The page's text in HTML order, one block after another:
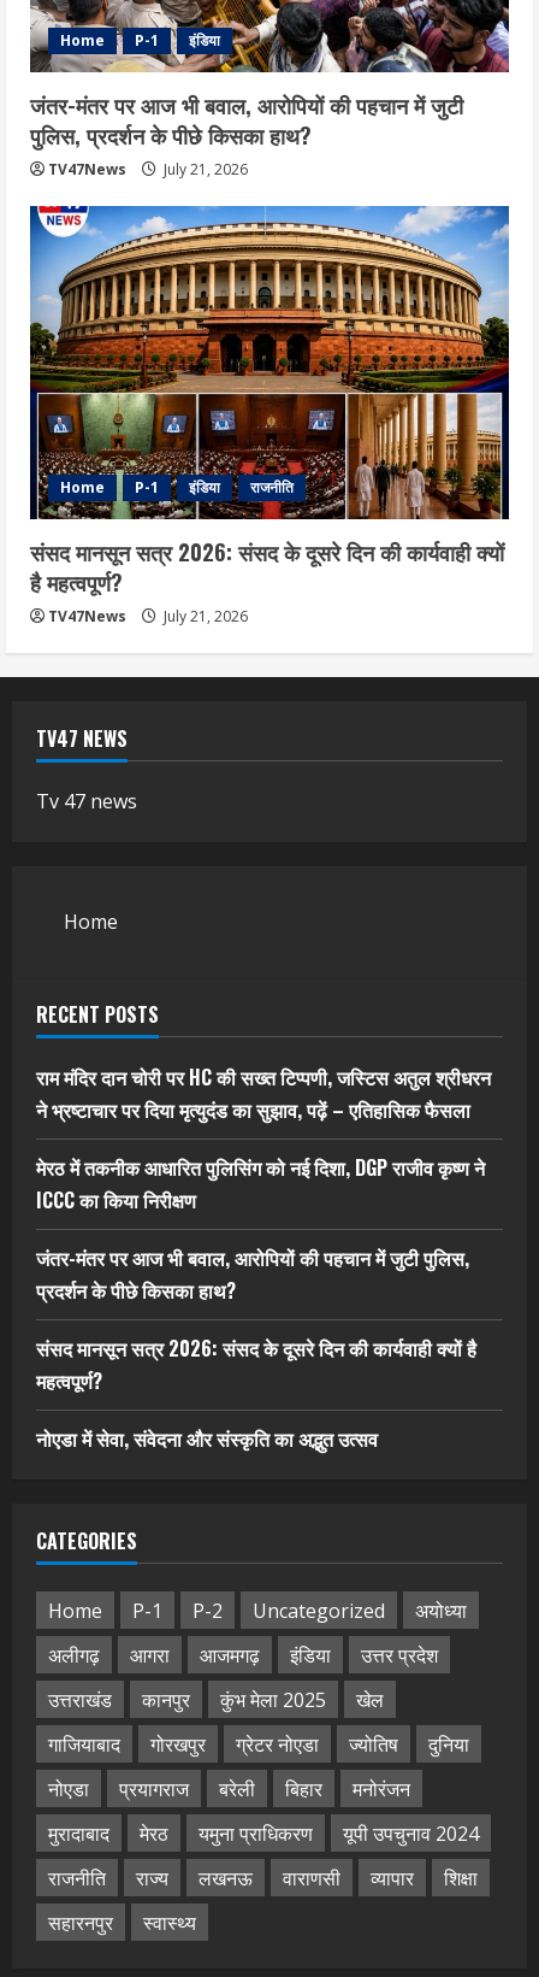
Home P-1 इंडिया
जंतर-मंतर पर आज भी बवाल, आरोपियों की पहचान में जुटी
पुलिस, प्रदर्शन के पीछे किसका हाथ?
TV47News July 21, 2026
Home P-1 इंडिया राजनीति
संसद मानसून सत्र 2026: संसद के दूसरे दिन की कार्यवाही क्यों
है महत्वपूर्ण?
TV47News July 21, 2026
TV47 NEWS
Tv 47 news
Home
RECENT POSTS
राम मंदिर दान चोरी पर HC की सख्त टिप्पणी, जस्टिस अतुल श्रीधरन
ने भ्रष्टाचार पर द‍िया मृत्युदंड का सुझाव, पढ़ें – एत‍िहास‍िक फैसला
मेरठ में तकनीक आधारित पुलिसिंग को नई दिशा, DGP राजीव कृष्ण ने
ICCC का किया निरीक्षण
जंतर-मंतर पर आज भी बवाल, आरोपियों की पहचान में जुटी पुलिस,
प्रदर्शन के पीछे किसका हाथ?
संसद मानसून सत्र 2026: संसद के दूसरे दिन की कार्यवाही क्यों है
महत्वपूर्ण?
नोएडा में सेवा, संवेदना और संस्कृति का अद्भुत उत्सव
CATEGORIES
Home P-1 P-2 Uncategorized
अयोध्या
अलीगढ़
आगरा आजमगढ़ इंडिया
उत्तर प्रदेश
उत्तराखंड
कानपुर कुंभ मेला 2025
खेल
गाजियाबाद
गोरखपुर ग्रेटर नोएडा ज्योतिष
दुनिया
नोएडा
प्रयागराज बरेली बिहार
मनोरंजन
मुरादाबाद
मेरठ यमुना प्राधिकरण
यूपी उपचुनाव 2024
राजनीति
राज्य लखनऊ वाराणसी व्यापार
शिक्षा
सहारनपुर
स्वास्थ्य